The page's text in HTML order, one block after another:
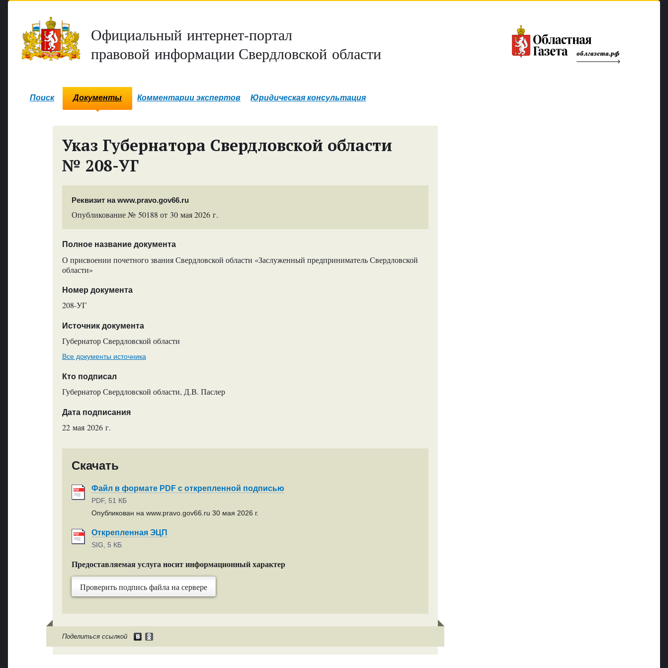
Официальный интернет-портал
правовой информации Свердловской области
Поиск Документы Комментарии экспертов Юридическая консультация
Указ Губернатора Свердловской области
№ 208-УГ
Реквизит на www.pravo.gov66.ru
Опубликование № 50188 от 30 мая 2026 г.
Полное название документа
О присвоении почетного звания Свердловской области «Заслуженный предприниматель Свердловской
области»
Номер документа
208-УГ
Источник документа
Губернатор Свердловской области
Все документы источника
Кто подписал
Губернатор Свердловской области, Д.В. Паслер
Дата подписания
22 мая 2026 г.
Скачать
Файл в формате PDF с открепленной подписью
PDF, 51 КБ
Опубликован на www.pravo.gov66.ru 30 мая 2026 г.
Открепленная ЭЦП
SIG, 5 КБ
Предоставляемая услуга носит информационный характер
Проверить подпись файла на сервере
Поделиться ссылкой